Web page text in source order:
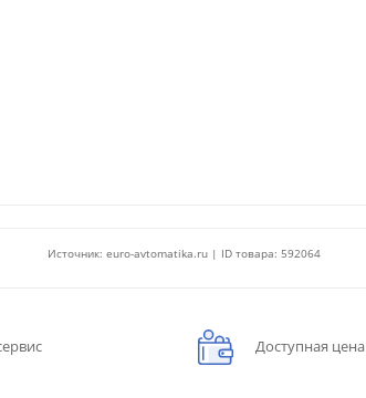
Источник: euro-avtomatika.ru | ID товара: 592064
Доступная цена